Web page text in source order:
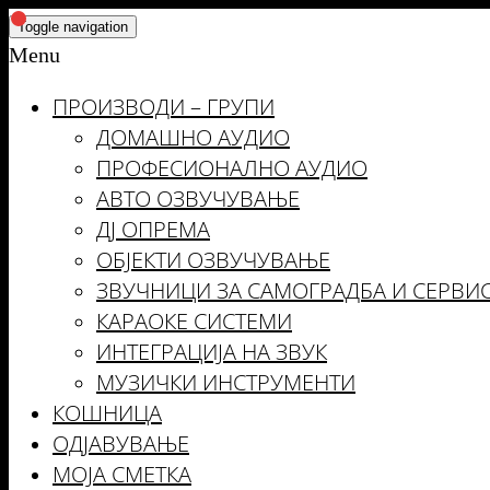
Skip
to
content
Toggle navigation
Menu
ПРОИЗВОДИ – ГРУПИ
ДОМАШНО АУДИО
ПРОФЕСИОНАЛНО АУДИО
АВТО ОЗВУЧУВАЊЕ
ДЈ ОПРЕМА
ОБЈЕКТИ ОЗВУЧУВАЊЕ
ЗВУЧНИЦИ ЗА САМОГРАДБА И
КАРАОКЕ СИСТЕМИ
ИНТЕГРАЦИЈА НА ЗВУК
МУЗИЧКИ ИНСТРУМЕНТИ
КОШНИЦА
ОДЈАВУВАЊЕ
МОЈА СМЕТКА